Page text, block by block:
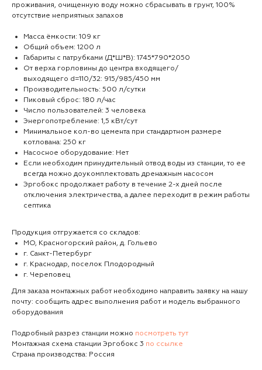
проживания, очищенную воду можно сбрасывать в грунт, 100%
отсутствие неприятных запахов
Масса ёмкости: 109 кг
Общий объем: 1200 л
Габариты с патрубками (Д*Ш*В): 1745*790*2050
От верха горловины до центра входящего/
выходящего d=110/32: 915/985/450 мм
Производительность: 500 л/сутки
Пиковый сброс: 180 л/час
Число пользователей: 3 человека
Энергопотребление: 1,5 кВт/сут
Минимальное кол-во цемента при стандартном размере
котлована: 250 кг
Насосное оборудование: Нет
Если необходим принудительный отвод воды из станции, то ее
всегда можно доукомплектовать дренажным насосом
Эргобокс продолжает работу в течение 2-х дней после
отключения электричества, а далее переходит в режим работы
септика
Продукция отгружается со складов:
МО, Красногорский район, д. Гольево
г. Санкт-Петербург
г. Краснодар, поселок Плодородный
г. Череповец
Для заказа монтажных работ необходимо направить заявку на нашу
почту: сообщить адрес выполнения работ и модель выбранного
оборудования
Подробный разрез станции можно посмотреть тут
Монтажная схема станции Эргобокс 3 по ссылке
Страна производства: Россия